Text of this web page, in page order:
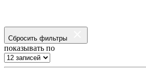
Сбросить фильтры
показывать по